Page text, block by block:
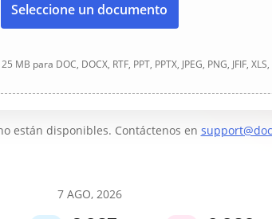
Seleccione un documento
para DOC, DOCX, RTF, PPT, PPTX, JPEG, PNG, JFIF, XLS,
están disponibles. Contáctenos en
7 AGO, 2026